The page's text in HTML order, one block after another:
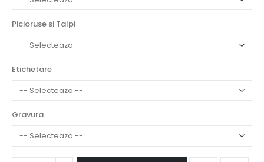
Picioruse si Talpi
Etichetare
Gravura